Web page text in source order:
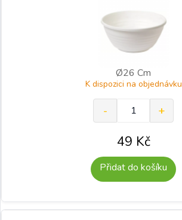
Ø26 Cm
K dispozici na objednávku
49 Kč
Přidat do košíku